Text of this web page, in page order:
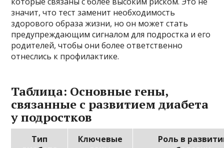
значит, что тест заменит необходимость
здорового образа жизни, но он может стать
предупреждающим сигналом для подростка и его
родителей, чтобы они более ответственно
отнеслись к профилактике.
Таблица: Основные гены,
связанные с развитием диабета
у подростков
Тип
Ключевые
Роль в